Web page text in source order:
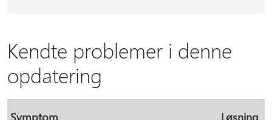
Kendte problemer i denne
opdatering
Symptom Løsning